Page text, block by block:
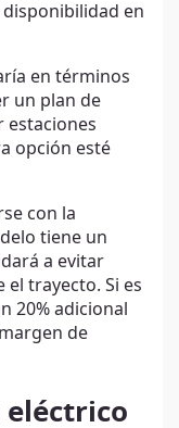
disponibilidad en
en términos
un plan de
estaciones
opción esté
con la
tiene un
a evitar
trayecto. Si es
20% adicional
de
eléctrico